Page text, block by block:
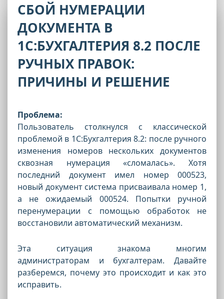
СБОЙ НУМЕРАЦИИ
ДОКУМЕНТА В
1С:БУХГАЛТЕРИЯ 8.2 ПОСЛЕ
РУЧНЫХ ПРАВОК:
ПРИЧИНЫ И РЕШЕНИЕ
Проблема:
Пользователь столкнулся с классической
проблемой в 1С:Бухгалтерия 8.2: после ручного
изменения номеров нескольких документов
сквозная нумерация «сломалась». Хотя
последний документ имел номер 000523,
новый документ система присваивала номер 1,
а не ожидаемый 000524. Попытки ручной
перенумерации с помощью обработок не
восстановили автоматический механизм.
Эта ситуация знакома многим
администраторам и бухгалтерам. Давайте
разберемся, почему это происходит и как это
исправить.